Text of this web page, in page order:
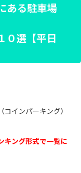
ある駐車場
０選【平日
インパーキング）
キング形式で一覧に